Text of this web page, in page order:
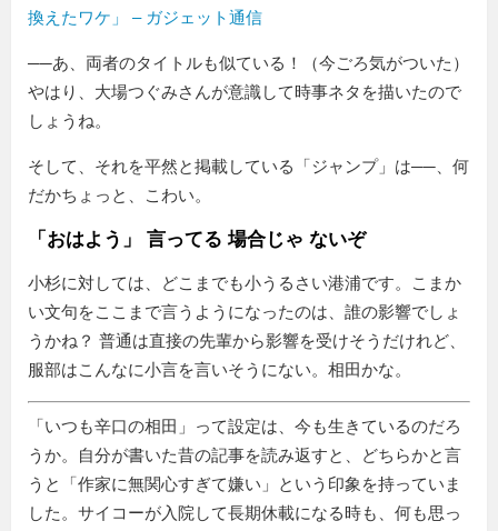
換えたワケ」 – ガジェット通信
──あ、両者のタイトルも似ている！（今ごろ気がついた）
やはり、大場つぐみさんが意識して時事ネタを描いたので
しょうね。
そして、それを平然と掲載している「ジャンプ」は──、何
だかちょっと、こわい。
「おはよう」 言ってる 場合じゃ ないぞ
小杉に対しては、どこまでも小うるさい港浦です。こまか
い文句をここまで言うようになったのは、誰の影響でしょ
うかね？ 普通は直接の先輩から影響を受けそうだけれど、
服部はこんなに小言を言いそうにない。相田かな。
いつも辛口の相田
って設定は、今も生きているのだろ
うか。自分が書いた昔の記事を読み返すと、どちらかと言
うと「作家に無関心すぎて嫌い」という印象を持っていま
した。サイコーが入院して長期休載になる時も、何も思っ